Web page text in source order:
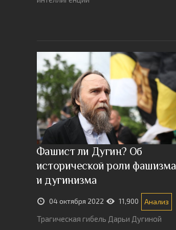
Фашист ли Дугин? Об
исторической роли фашизма
и дугинизма
04 октября 2022 11,900 Анализ
Трагическая гибель Дарьи Дугиной